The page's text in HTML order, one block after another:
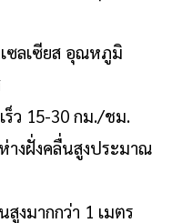
ซลเซียส อุณหภูมิ
ร็ว 15-30 กม./ชม.
างฝั่งคลื่นสูงประมาณ
งมากกว่า 1 เมตร